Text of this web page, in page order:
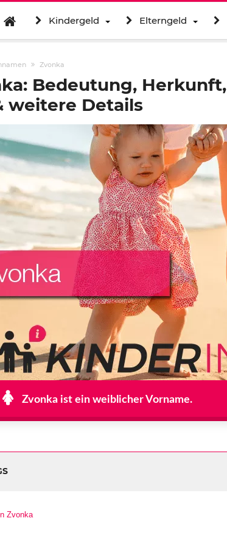
Kindergeld Elterngeld
Zvonka
Bedeutung, Herkunft,
weitere Details
Zvonka ist ein weiblicher Vorname.
Zvonka